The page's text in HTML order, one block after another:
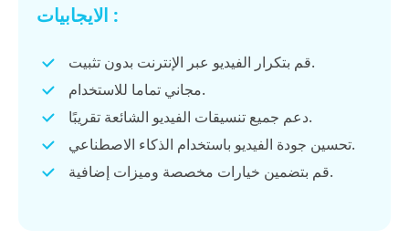
الايجابيات :
قم بتكرار الفيديو عبر الإنترنت بدون تثبيت.
مجاني تماما للاستخدام.
دعم جميع تنسيقات الفيديو الشائعة تقريبًا.
تحسين جودة الفيديو باستخدام الذكاء الاصطناعي.
قم بتضمين خيارات مخصصة وميزات إضافية.